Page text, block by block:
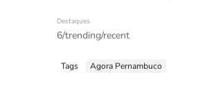
Destaques
6/trending/recent
Tags Agora Pernambuco